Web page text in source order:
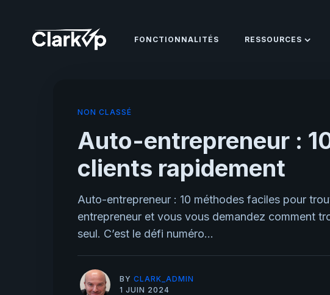
FONCTIONNALITÉS RESSOURCES
NON CLASSÉ
Auto-entrepreneur :
clients rapidement
Auto-entrepreneur : 10 méthodes faciles pour
entrepreneur et vous vous demandez comment
seul. C’est le défi numéro...
BY CLARK_ADMIN
1 JUIN 2024